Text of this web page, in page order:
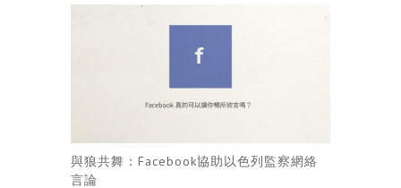
與狼共舞：Facebook協助以色列監察網絡
言論